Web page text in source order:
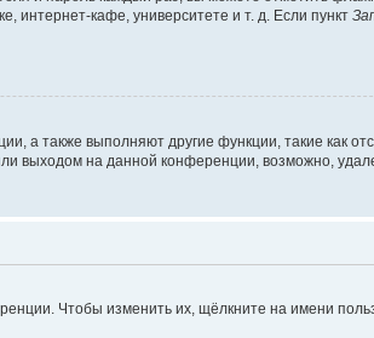
интернет-кафе, университете и т. д. Если пункт
а также выполняют другие функции, такие как
выходом на данной конференции, возможно,
Чтобы изменить их, щёлкните на имени